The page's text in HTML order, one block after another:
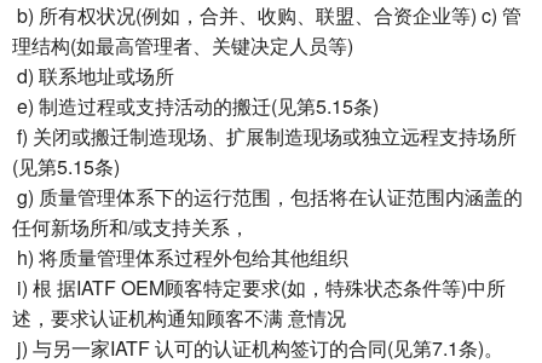
b) 所有权状况(例如，合并、收购、联盟、合资企业等) c) 管
理结构(如最高管理者、关键决定人员等)
d) 联系地址或场所
e) 制造过程或支持活动的搬迁(见第5.15条)
f) 关闭或搬迁制造现场、扩展制造现场或独立远程支持场所
(见第5.15条)
g) 质量管理体系下的运行范围，包括将在认证范围内涵盖的
任何新场所和/或支持关系，
h) 将质量管理体系过程外包给其他组织
i) 根 据IATF OEM顾客特定要求(如，特殊状态条件等)中所
述，要求认证机构通知顾客不满 意情况
j) 与另一家IATF 认可的认证机构签订的合同(见第7.1条)。